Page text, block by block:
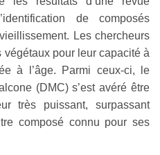
de composés
Les chercheurs
pour leur capacité à
à l’âge. Parmi ceux-ci, le
(DMC) s’est avéré être
très puissant, surpassant
composé connu pour ses